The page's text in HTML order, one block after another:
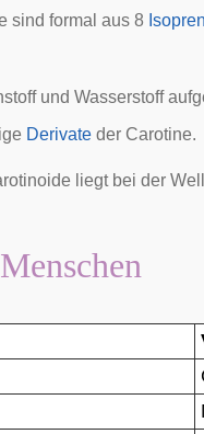
sind formal aus 8 Isopren
und Wasserstoff
Derivate der Carotine.
liegt bei der